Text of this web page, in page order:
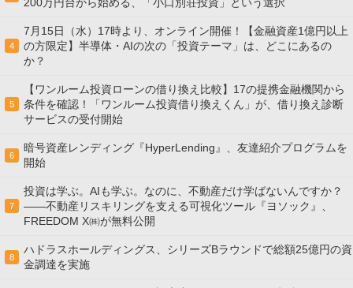
4
7月15日（水）17時より、オンライン開催！【金融資産1億円以上
の方限定】半導体・AIの次の「投資テーマ」は、どこにあるの
か？
5
【ワンルーム投資ローンの借り換え比較】17の提携金融機関から
条件を確認！「ワンルーム投資借り換えくん」が、借り換え診断
サービスの受付開始
6
暗号資産レンディング『HyperLending』、友達紹介プログラムを
開始
7
投資は学ぶ。AIも学ぶ。なのに、不動産だけ学ばないんですか？
——不動産リスキリングを支える可視化ツール『ヨソック』、
FREEDOM X㈱が無料公開
8
ハドラスホールディングス、シリーズBラウンドで総額25億円の資
金調達を実施